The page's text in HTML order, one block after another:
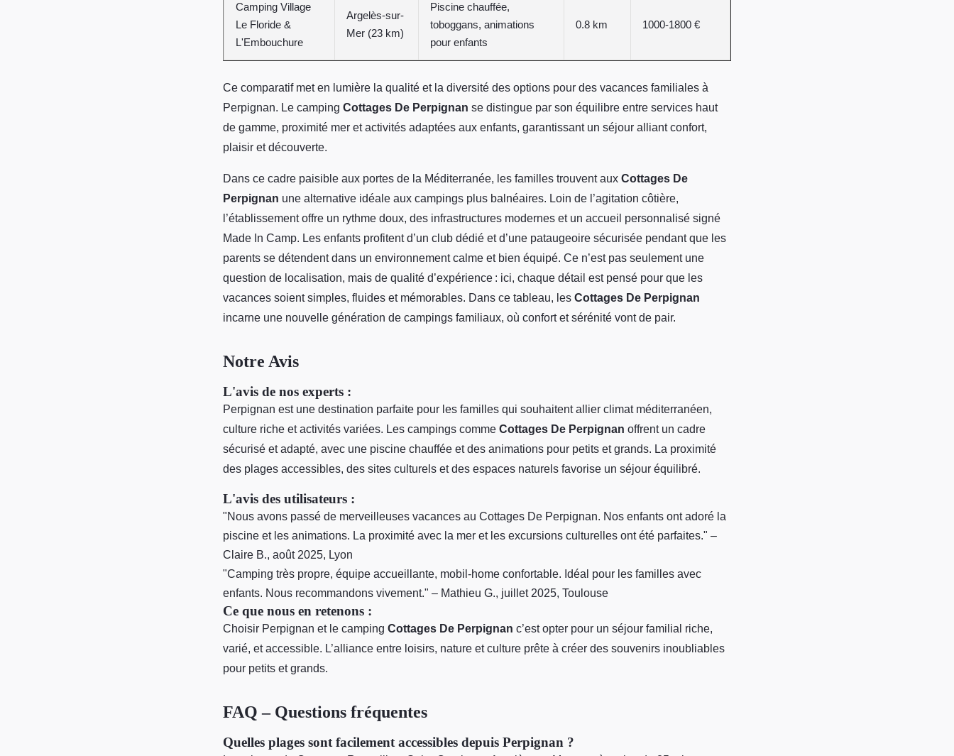
Camping Village
Le Floride &
L'Embouchure
Argelès-sur-
Mer (23 km)
Piscine chauffée,
toboggans, animations
pour enfants
0.8 km 1000-1800 €
Ce comparatif met en lumière la qualité et la diversité des options pour des vacances familiales à
Perpignan. Le camping Cottages De Perpignan se distingue par son équilibre entre services haut
de gamme, proximité mer et activités adaptées aux enfants, garantissant un séjour alliant confort,
plaisir et découverte.
Dans ce cadre paisible aux portes de la Méditerranée, les familles trouvent aux Cottages De
Perpignan une alternative idéale aux campings plus balnéaires. Loin de l’agitation côtière,
l’établissement offre un rythme doux, des infrastructures modernes et un accueil personnalisé signé
Made In Camp. Les enfants profitent d’un club dédié et d’une pataugeoire sécurisée pendant que les
parents se détendent dans un environnement calme et bien équipé. Ce n’est pas seulement une
question de localisation, mais de qualité d’expérience : ici, chaque détail est pensé pour que les
vacances soient simples, fluides et mémorables. Dans ce tableau, les Cottages De Perpignan
incarne une nouvelle génération de campings familiaux, où confort et sérénité vont de pair.
Notre Avis
L'avis de nos experts :
Perpignan est une destination parfaite pour les familles qui souhaitent allier climat méditerranéen,
culture riche et activités variées. Les campings comme Cottages De Perpignan offrent un cadre
sécurisé et adapté, avec une piscine chauffée et des animations pour petits et grands. La proximité
des plages accessibles, des sites culturels et des espaces naturels favorise un séjour équilibré.
L'avis des utilisateurs :
"Nous avons passé de merveilleuses vacances au Cottages De Perpignan. Nos enfants ont adoré la
piscine et les animations. La proximité avec la mer et les excursions culturelles ont été parfaites." –
Claire B., août 2025, Lyon
"Camping très propre, équipe accueillante, mobil-home confortable. Idéal pour les familles avec
enfants. Nous recommandons vivement." – Mathieu G., juillet 2025, Toulouse
Ce que nous en retenons :
Choisir Perpignan et le camping Cottages De Perpignan c’est opter pour un séjour familial riche,
varié, et accessible. L’alliance entre loisirs, nature et culture prête à créer des souvenirs inoubliables
pour petits et grands.
FAQ – Questions fréquentes
Quelles plages sont facilement accessibles depuis Perpignan ?